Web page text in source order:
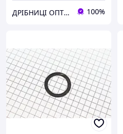
ДРІБНИЦІ ОПТОМ ® ОПТОВА КОМПАНІЯ 100%